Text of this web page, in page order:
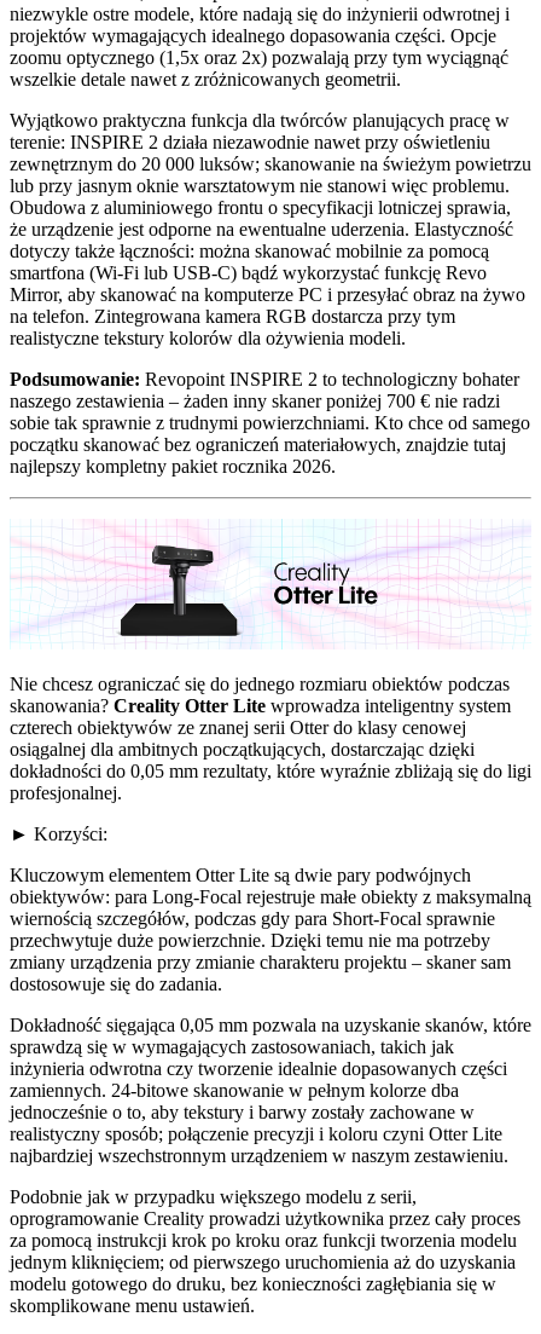
niezwykle ostre modele, które nadają się do inżynierii odwrotnej i
projektów wymagających idealnego dopasowania części. Opcje
zoomu optycznego (1,5x oraz 2x) pozwalają przy tym wyciągnąć
wszelkie detale nawet z zróżnicowanych geometrii.
Wyjątkowo praktyczna funkcja dla twórców planujących pracę w
terenie: INSPIRE 2 działa niezawodnie nawet przy oświetleniu
zewnętrznym do 20 000 luksów; skanowanie na świeżym powietrzu
lub przy jasnym oknie warsztatowym nie stanowi więc problemu.
Obudowa z aluminiowego frontu o specyfikacji lotniczej sprawia,
że urządzenie jest odporne na ewentualne uderzenia. Elastyczność
dotyczy także łączności: można skanować mobilnie za pomocą
smartfona (Wi-Fi lub USB-C) bądź wykorzystać funkcję Revo
Mirror, aby skanować na komputerze PC i przesyłać obraz na żywo
na telefon. Zintegrowana kamera RGB dostarcza przy tym
realistyczne tekstury kolorów dla ożywienia modeli.
Podsumowanie: Revopoint INSPIRE 2 to technologiczny bohater
naszego zestawienia – żaden inny skaner poniżej 700 € nie radzi
sobie tak sprawnie z trudnymi powierzchniami. Kto chce od samego
początku skanować bez ograniczeń materiałowych, znajdzie tutaj
najlepszy kompletny pakiet rocznika 2026.
Nie chcesz ograniczać się do jednego rozmiaru obiektów podczas
skanowania? Creality Otter Lite wprowadza inteligentny system
czterech obiektywów ze znanej serii Otter do klasy cenowej
osiągalnej dla ambitnych początkujących, dostarczając dzięki
dokładności do 0,05 mm rezultaty, które wyraźnie zbliżają się do ligi
profesjonalnej.
► Korzyści:
Kluczowym elementem Otter Lite są dwie pary podwójnych
obiektywów: para Long-Focal rejestruje małe obiekty z maksymalną
wiernością szczegółów, podczas gdy para Short-Focal sprawnie
przechwytuje duże powierzchnie. Dzięki temu nie ma potrzeby
zmiany urządzenia przy zmianie charakteru projektu – skaner sam
dostosowuje się do zadania.
Dokładność sięgająca 0,05 mm pozwala na uzyskanie skanów, które
sprawdzą się w wymagających zastosowaniach, takich jak
inżynieria odwrotna czy tworzenie idealnie dopasowanych części
zamiennych. 24-bitowe skanowanie w pełnym kolorze dba
jednocześnie o to, aby tekstury i barwy zostały zachowane w
realistyczny sposób; połączenie precyzji i koloru czyni Otter Lite
najbardziej wszechstronnym urządzeniem w naszym zestawieniu.
Podobnie jak w przypadku większego modelu z serii,
oprogramowanie Creality prowadzi użytkownika przez cały proces
za pomocą instrukcji krok po kroku oraz funkcji tworzenia modelu
jednym kliknięciem; od pierwszego uruchomienia aż do uzyskania
modelu gotowego do druku, bez konieczności zagłębiania się w
skomplikowane menu ustawień.